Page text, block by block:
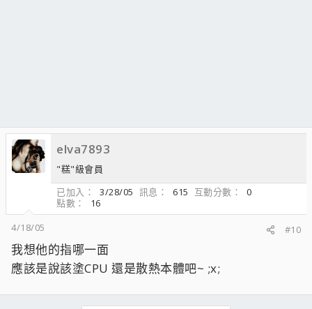
elva7893
"糕"級會員
已加入
3/28/05 訊息 615 互動分數
0
點數
16
4/18/05
#10
我想他的指哪一面
應該是說該塗CPU 還是散熱本體吧~ ;x;